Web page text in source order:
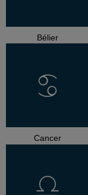
Bélier
Cancer